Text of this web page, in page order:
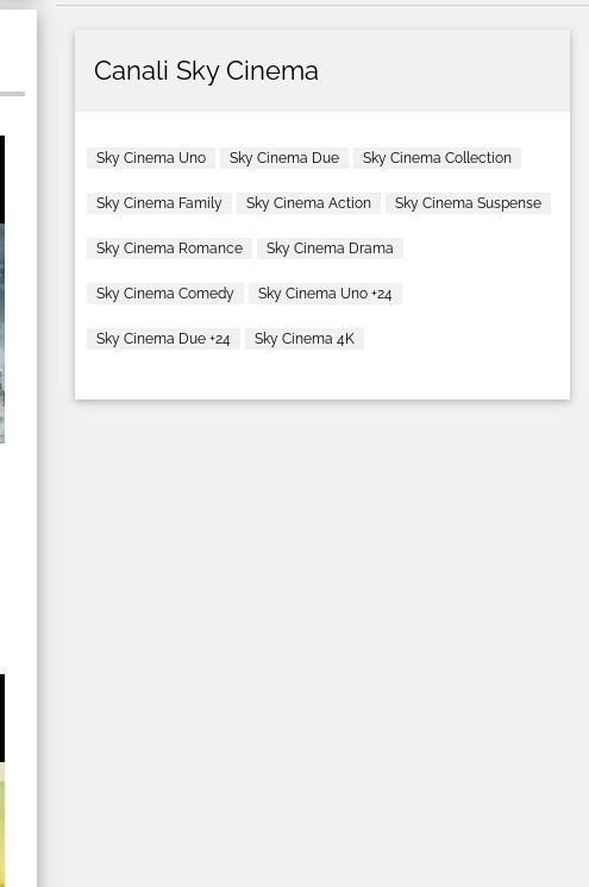
Canali Sky Cinema
Sky Cinema Uno Sky Cinema Due Sky Cinema Collection
Sky Cinema Family Sky Cinema Action Sky Cinema Suspense
Sky Cinema Romance Sky Cinema Drama
Sky Cinema Comedy Sky Cinema Uno +24
Sky Cinema Due +24 Sky Cinema 4K